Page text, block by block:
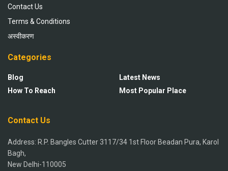
Contact Us
Terms & Conditions
अस्वीकरण
Categories
Blog
How To Reach
Latest News
Most Popular Place
Contact Us
Address: R.P. Bangles Cutter 3117/34 1st Floor Beadan Pura, Karol
Bagh,
New Delhi-110005